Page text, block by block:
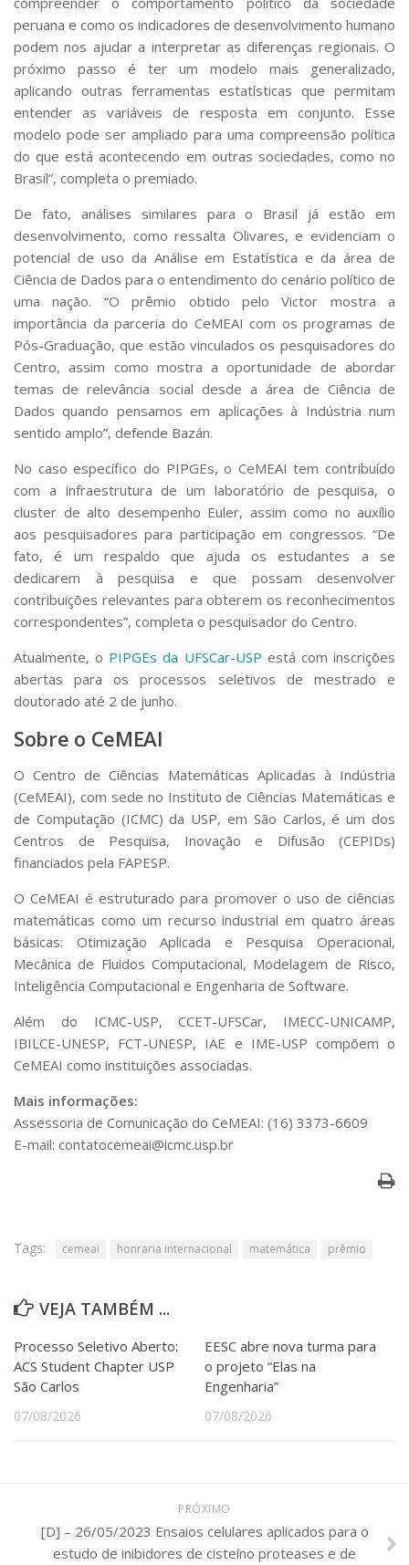
peruana e como os indicadores de desenvolvimento humano
podem nos ajudar a interpretar as diferenças regionais. O
próximo passo é ter um modelo mais generalizado,
aplicando outras ferramentas estatísticas que permitam
entender as variáveis de resposta em conjunto. Esse
modelo pode ser ampliado para uma compreensão política
do que está acontecendo em outras sociedades, como no
Brasil”, completa o premiado.
De fato, análises similares para o Brasil já estão em
desenvolvimento, como ressalta Olivares, e evidenciam o
potencial de uso da Análise em Estatística e da área de
Ciência de Dados para o entendimento do cenário político de
uma nação. “O prêmio obtido pelo Victor mostra a
importância da parceria do CeMEAI com os programas de
Pós-Graduação, que estão vinculados os pesquisadores do
Centro, assim como mostra a oportunidade de abordar
temas de relevância social desde a área de Ciência de
Dados quando pensamos em aplicações à Indústria num
sentido amplo”, defende Bazán.
No caso específico do PIPGEs, o CeMEAI tem contribuído
com a infraestrutura de um laboratório de pesquisa, o
cluster de alto desempenho Euler, assim como no auxílio
aos pesquisadores para participação em congressos. “De
fato, é um respaldo que ajuda os estudantes a se
dedicarem à pesquisa e que possam desenvolver
contribuições relevantes para obterem os reconhecimentos
correspondentes”, completa o pesquisador do Centro.
Atualmente, o PIPGEs da UFSCar-USP está com inscrições
abertas para os processos seletivos de mestrado e
doutorado até 2 de junho.
Sobre o CeMEAI
O Centro de Ciências Matemáticas Aplicadas à Indústria
(CeMEAI), com sede no Instituto de Ciências Matemáticas e
de Computação (ICMC) da USP, em São Carlos, é um dos
Centros de Pesquisa, Inovação e Difusão (CEPIDs)
financiados pela FAPESP.
O CeMEAI é estruturado para promover o uso de ciências
matemáticas como um recurso industrial em quatro áreas
básicas: Otimização Aplicada e Pesquisa Operacional,
Mecânica de Fluidos Computacional, Modelagem de Risco,
Inteligência Computacional e Engenharia de Software.
Além do ICMC-USP, CCET-UFSCar, IMECC-UNICAMP,
IBILCE-UNESP, FCT-UNESP, IAE e IME-USP compõem o
CeMEAI como instituições associadas.
Mais informações:
Assessoria de Comunicação do CeMEAI: (16) 3373-6609
E-mail: contatocemeai@icmc.usp.br
Tags: cemeai honraria internacional matemática prêmio
VEJA TAMBÉM ...
Processo Seletivo Aberto:
ACS Student Chapter USP
São Carlos
07/08/2026
EESC abre nova turma para
o projeto “Elas na
Engenharia”
07/08/2026
PRÓXIMO
[D] – 26/05/2023 Ensaios celulares aplicados para o
estudo de inibidores de cisteíno proteases e de